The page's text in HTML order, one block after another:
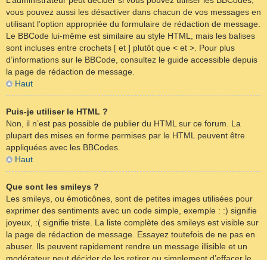
vous pouvez aussi les désactiver dans chacun de vos messages en
utilisant l’option appropriée du formulaire de rédaction de message.
Le BBCode lui-même est similaire au style HTML, mais les balises
sont incluses entre crochets [ et ] plutôt que < et >. Pour plus
d’informations sur le BBCode, consultez le guide accessible depuis
la page de rédaction de message.
Haut
Puis-je utiliser le HTML ?
Non, il n’est pas possible de publier du HTML sur ce forum. La
plupart des mises en forme permises par le HTML peuvent être
appliquées avec les BBCodes.
Haut
Que sont les smileys ?
Les smileys, ou émoticônes, sont de petites images utilisées pour
exprimer des sentiments avec un code simple, exemple : :) signifie
joyeux, :( signifie triste. La liste complète des smileys est visible sur
la page de rédaction de message. Essayez toutefois de ne pas en
abuser. Ils peuvent rapidement rendre un message illisible et un